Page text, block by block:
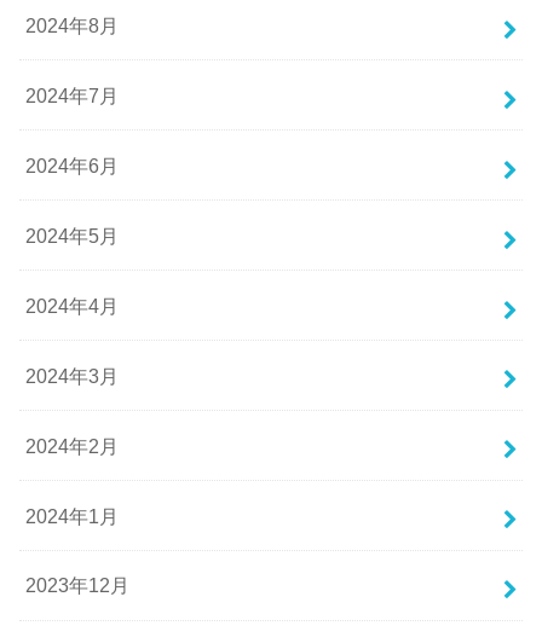
2024年8月
2024年7月
2024年6月
2024年5月
2024年4月
2024年3月
2024年2月
2024年1月
2023年12月